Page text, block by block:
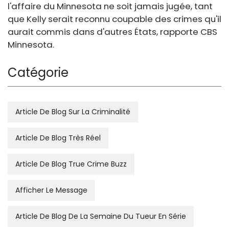
l'affaire du Minnesota ne soit jamais jugée, tant
que Kelly serait reconnu coupable des crimes qu'il
aurait commis dans d'autres États, rapporte CBS
Minnesota.
Catégorie
Article De Blog Sur La Criminalité
Article De Blog Très Réel
Article De Blog True Crime Buzz
Afficher Le Message
Article De Blog De La Semaine Du Tueur En Série